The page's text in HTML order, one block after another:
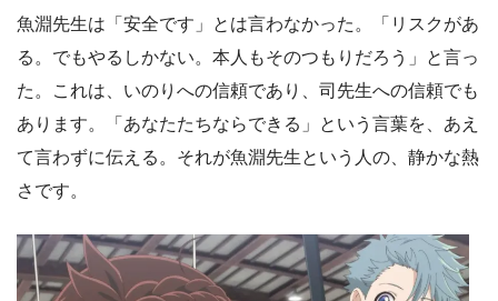
魚淵先生は「安全です」とは言わなかった。「リスクがあ
る。でもやるしかない。本人もそのつもりだろう」と言っ
た。これは、いのりへの信頼であり、司先生への信頼でも
あります。「あなたたちならできる」という言葉を、あえ
て言わずに伝える。それが魚淵先生という人の、静かな熱
さです。